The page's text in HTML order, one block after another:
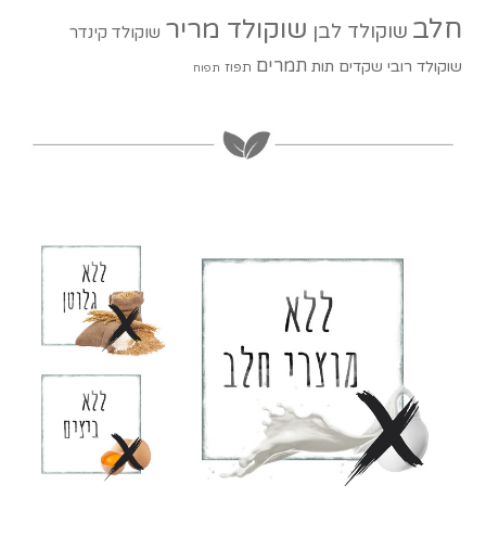
חלב שוקולד לבן שוקולד מריר שוקולד קינדר
שוקולד רובי שקדים תות תמרים תפוז תפוח